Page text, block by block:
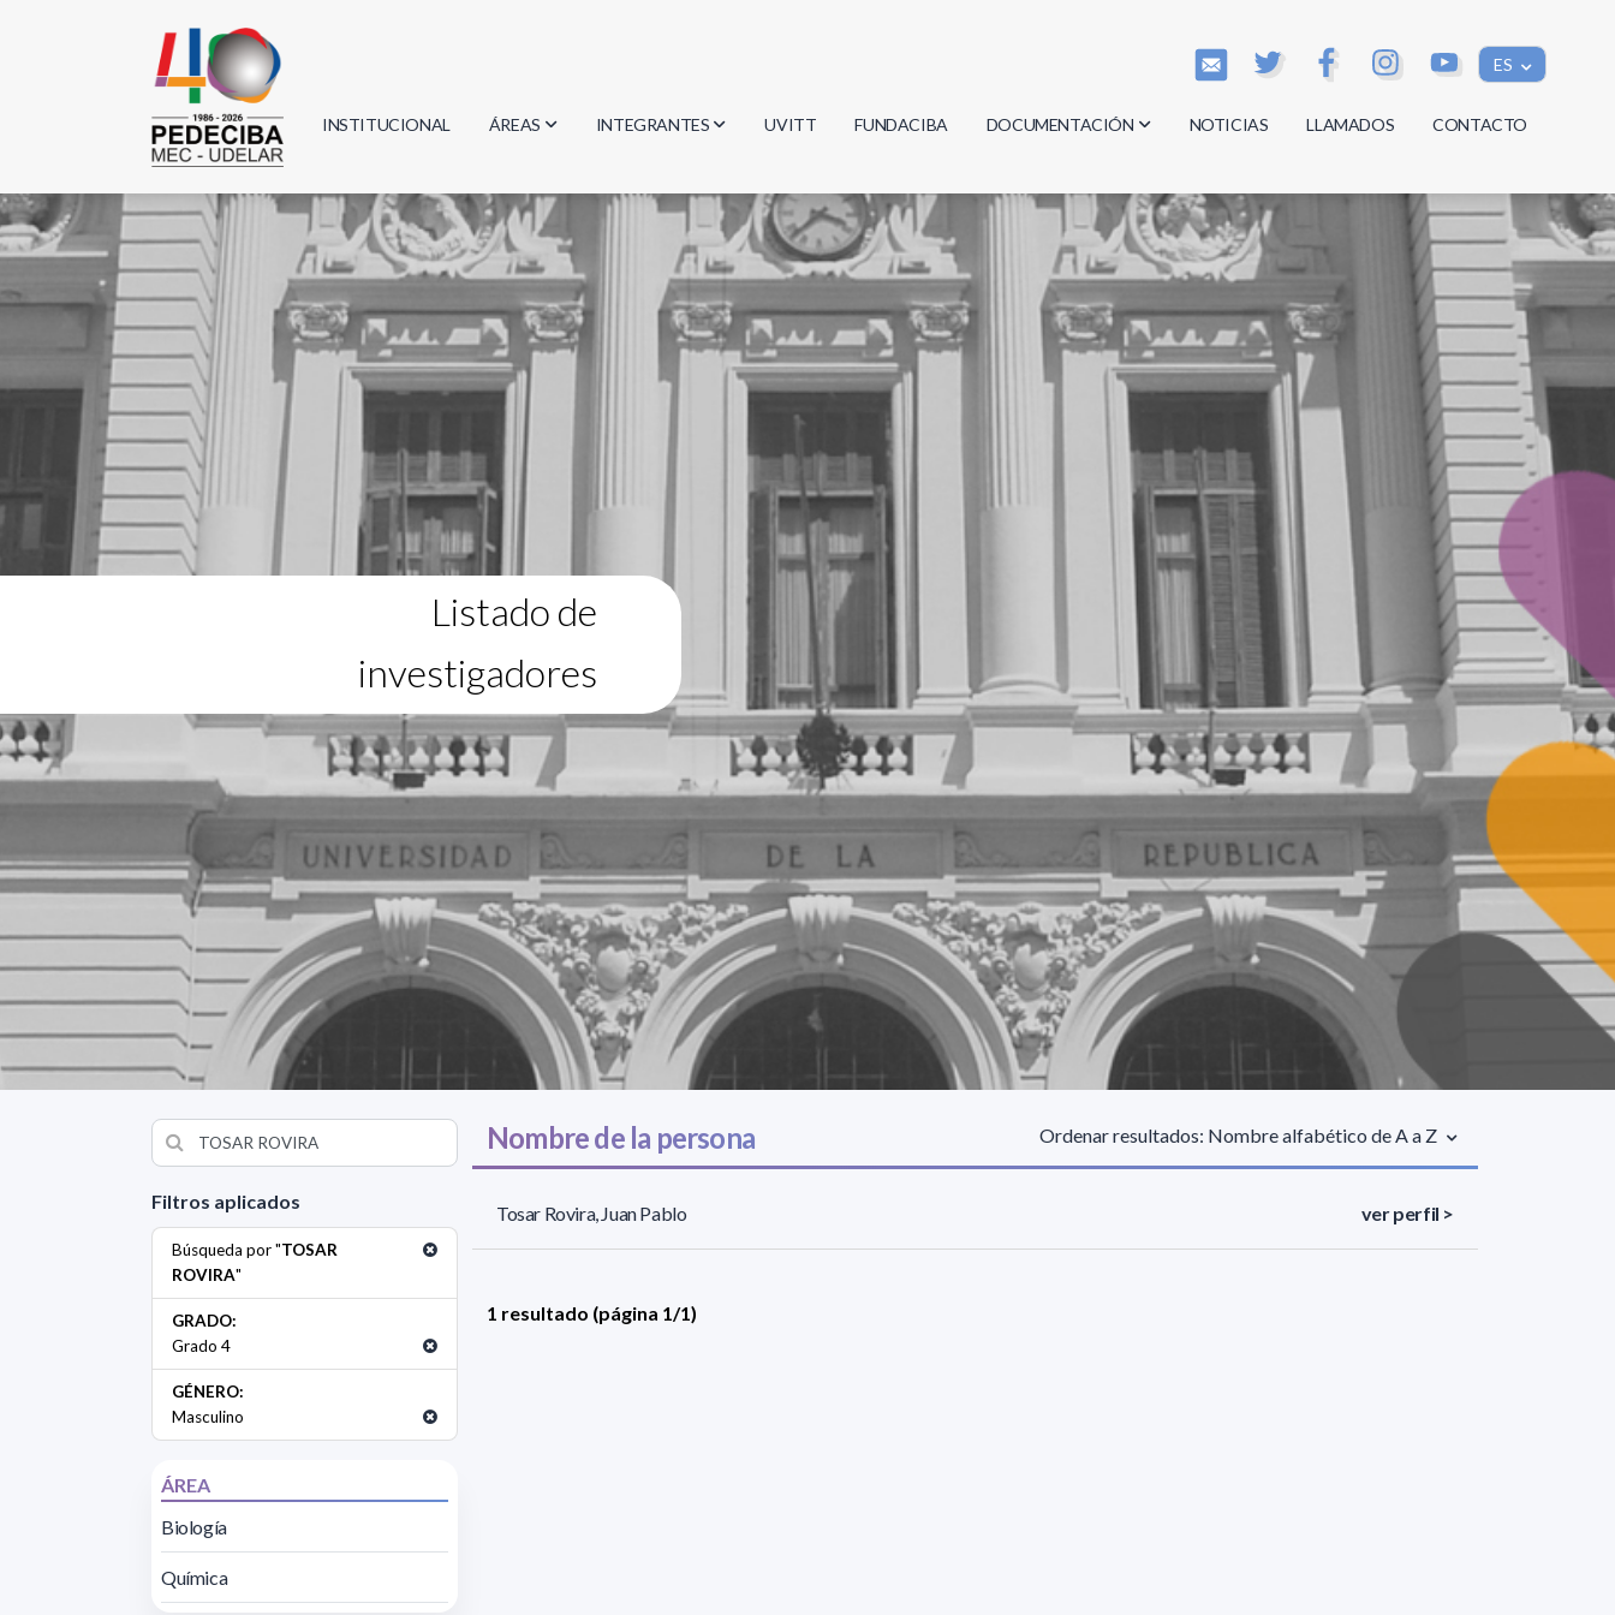
ES
INSTITUCIONAL ÁREAS
Biología
Física
Geociencias
Informática
Matemática
INTEGRANTES
Investigadores
Estudiantes
Egresados
UVITT FUNDACIBA DOCUMENTACIÓN
Actas
Reglamentos
Documentos
NOTICIAS LLAMADOS CONTACTO
Listado de
investigadores
Filtros aplicados
Búsqueda por "TOSAR
ROVIRA"
GRADO:
Grado 4
GÉNERO:
Masculino
ÁREA
Biología
Química
Nombre de la persona Ordenar resultados: Nombre alfabético de A a Z
Tosar Rovira, Juan Pablo ver perfil >
1 resultado (página 1/1)